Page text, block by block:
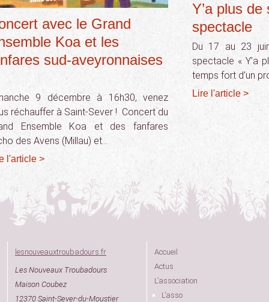
avec le Grand
Koa et les
sud-aveyronnaises
9 décembre à 16h30, venez
réchauffer à Saint-Sever ! Concert du
Ensemble Koa et des fanfares
des Avens (Millau) et…
l'article >
Y’a plus
spectacle
Du 17 au 23
spectacle « Y’a
temps fort d’un
Lire l'article >
lesnouveauxtroubadours.fr
Les Nouveaux Troubadours
Maison Coubez
12370 Saint-Sever-du-Moustier
Accueil
Actus
L’association
L’asso